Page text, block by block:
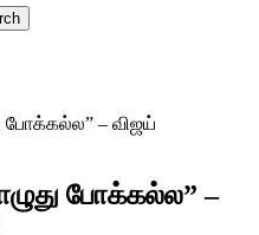
– விஜய்
போக்கல்ல” –